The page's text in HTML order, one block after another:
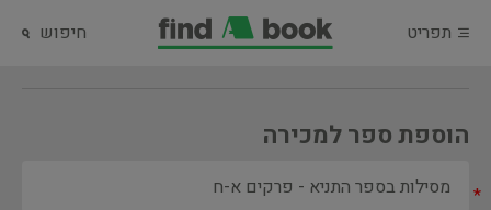
תפריט חיפוש
הוספת ספר למכירה
*